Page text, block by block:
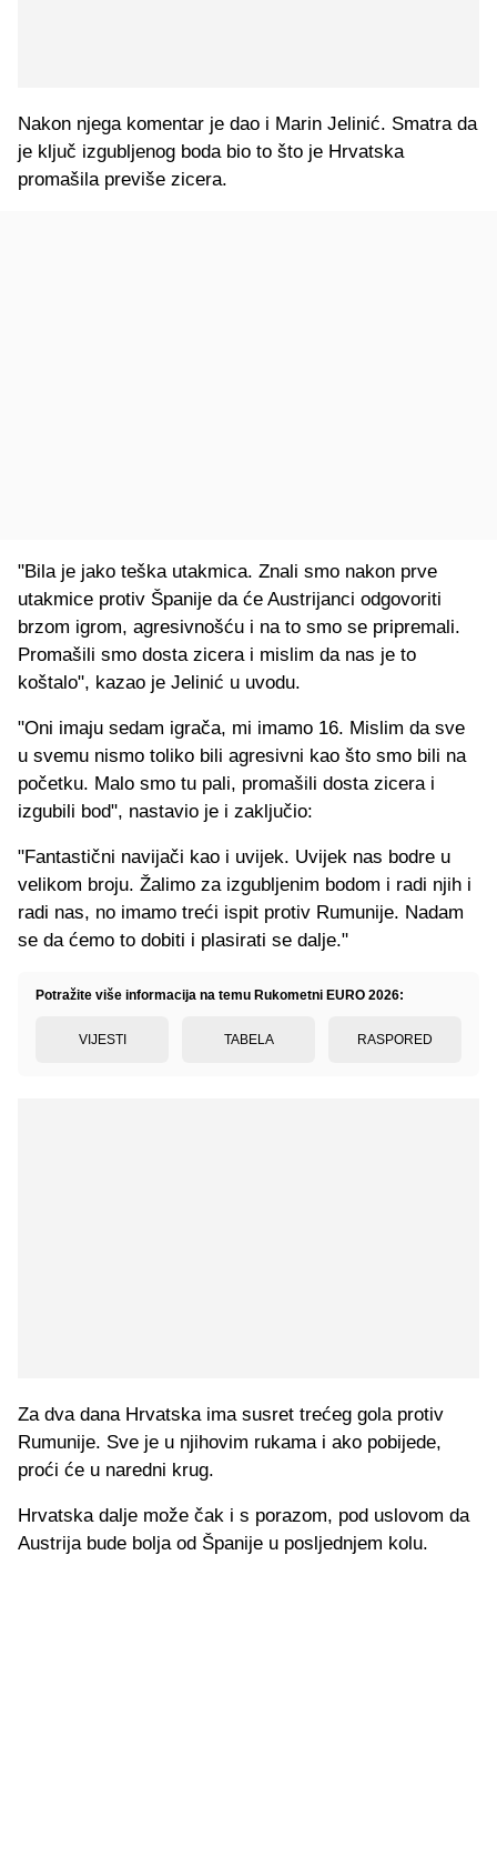
Nakon njega komentar je dao i Marin Jelinić. Smatra da
je ključ izgubljenog boda bio to što je Hrvatska
promašila previše zicera.
"Bila je jako teška utakmica. Znali smo nakon prve
utakmice protiv Španije da će Austrijanci odgovoriti
brzom igrom, agresivnošću i na to smo se pripremali.
Promašili smo dosta zicera i mislim da nas je to
koštalo", kazao je Jelinić u uvodu.
"Oni imaju sedam igrača, mi imamo 16. Mislim da sve
u svemu nismo toliko bili agresivni kao što smo bili na
početku. Malo smo tu pali, promašili dosta zicera i
izgubili bod", nastavio je i zaključio:
"Fantastični navijači kao i uvijek. Uvijek nas bodre u
velikom broju. Žalimo za izgubljenim bodom i radi njih i
radi nas, no imamo treći ispit protiv Rumunije. Nadam
se da ćemo to dobiti i plasirati se dalje."
Potražite više informacija na temu Rukometni EURO 2026:
VIJESTI TABELA RASPORED
Za dva dana Hrvatska ima susret trećeg gola protiv
Rumunije. Sve je u njihovim rukama i ako pobijede,
proći će u naredni krug.
Hrvatska dalje može čak i s porazom, pod uslovom da
Austrija bude bolja od Španije u posljednjem kolu.